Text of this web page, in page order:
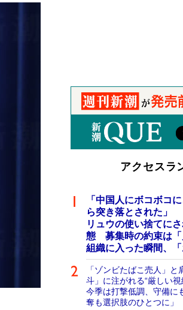
アクセスラ
「中国人にボコボコ
ら突き落とされた」
リュウの使い捨てに
態 募集時の約束は「
組織に入った瞬間、
「ゾンビたばこ売人」
斗」に注がれる“厳しい
今季は打撃低調、守備
奪も選択肢のひとつに」